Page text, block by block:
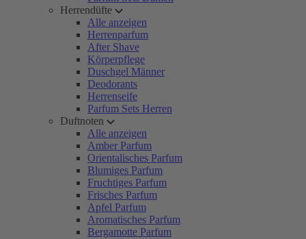
Herrendüfte
Alle anzeigen
Herrenparfum
After Shave
Körperpflege
Duschgel Männer
Deodorants
Herrenseife
Parfum Sets Herren
Duftnoten
Alle anzeigen
Amber Parfum
Orientalisches Parfum
Blumiges Parfum
Fruchtiges Parfum
Frisches Parfum
Apfel Parfum
Aromatisches Parfum
Bergamotte Parfum